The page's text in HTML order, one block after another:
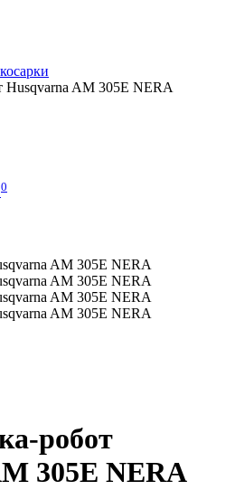
Husqvarna AM 305E NERA
0
робот
305E NERA